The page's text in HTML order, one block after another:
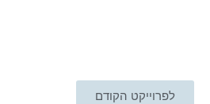
לפרוייקט הקודם